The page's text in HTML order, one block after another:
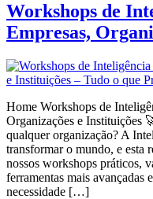
Workshops de
Empresas,
Home Workshops de
Organizações e Instituições
qualquer organização? A
transformar o mundo, e esta
nossos workshops práticos,
ferramentas mais avançadas
necessidade […]